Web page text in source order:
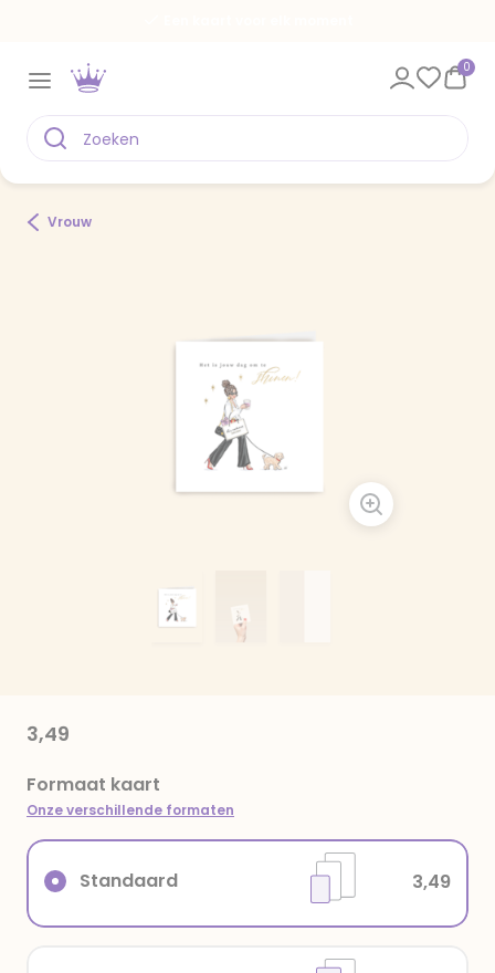
0
Vrouw
3,49
Formaat kaart
Onze verschillende formaten
Standaard 3,49